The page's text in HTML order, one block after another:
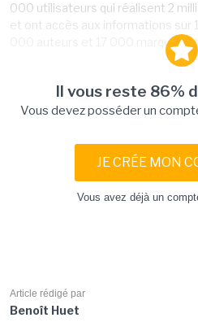
000 utilisateurs qui réalisent 2
et ont accès aux informations sur
000 auteurs et 17 000 marques
Il vous reste 86%
Vous devez posséder un
JE CRÉE MON
Vous avez déjà un
Article rédigé par
Benoît Huet